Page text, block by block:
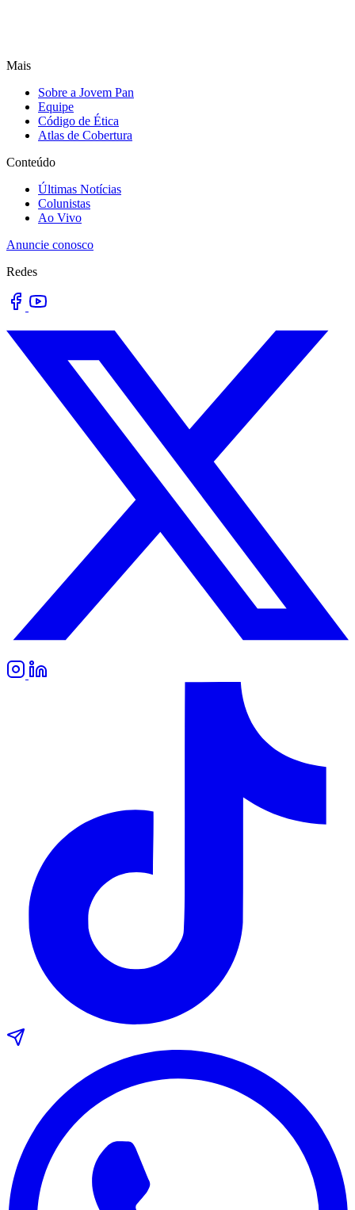
Mais
Sobre a Jovem Pan
Equipe
Código de Ética
Atlas de Cobertura
Conteúdo
Últimas Notícias
Colunistas
Ao Vivo
Anuncie conosco
Redes